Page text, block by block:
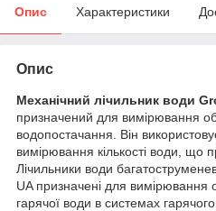
Опис Характеристики
Опис
Механічний лічильник води
призначений для вимірювання
водопостачання. Він
вимірювання кількості води, що
Лічильники води
UA призначені для вимірювання
гарячої води в системах